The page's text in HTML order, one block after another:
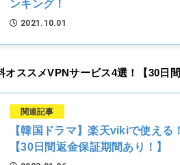
ンキング！
2021.10.01
ススメVPNサービス4選！【30日
関連記事
【韓国ドラマ】楽天vikiで使える
【30日間返金保証期間あり！】